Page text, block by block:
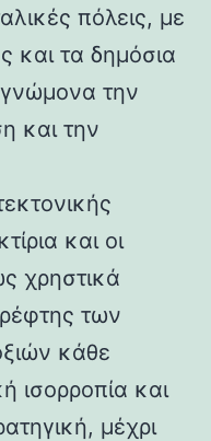
πόλεις, με
και τα δημόσια
γνώμονα την
και την
και οι
χρηστικά
των
κάθε
ισορροπία και
μέχρι